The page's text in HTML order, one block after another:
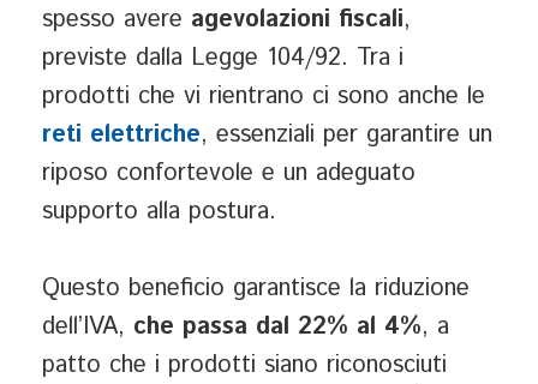
spesso avere agevolazioni fiscali,
previste dalla Legge 104/92. Tra i
prodotti che vi rientrano ci sono anche le
reti elettriche, essenziali per garantire un
riposo confortevole e un adeguato
supporto alla postura.
Questo beneficio garantisce la riduzione
dell’IVA, che passa dal 22% al 4%, a
patto che i prodotti siano riconosciuti